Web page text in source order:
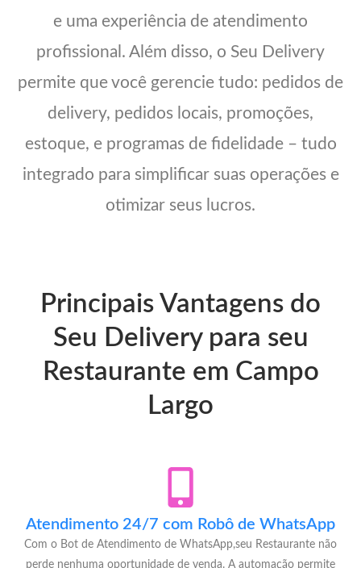
e uma experiência de atendimento
profissional. Além disso, o Seu Delivery
permite que você gerencie tudo: pedidos de
delivery, pedidos locais, promoções,
estoque, e programas de fidelidade – tudo
integrado para simplificar suas operações e
otimizar seus lucros.
Principais Vantagens do
Seu Delivery para seu
Restaurante em Campo
Largo
Atendimento 24/7 com Robô de WhatsApp
Com o Bot de Atendimento de WhatsApp,seu Restaurante não
perde nenhuma oportunidade de venda. A automação permite